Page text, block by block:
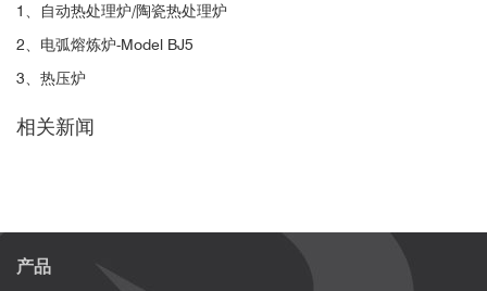
1、自动热处理炉/陶瓷热处理炉
2、电弧熔炼炉-Model BJ5
3、热压炉
相关新闻
产品